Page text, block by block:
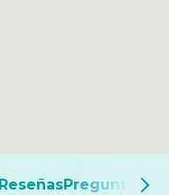
ReseñasPreguntas